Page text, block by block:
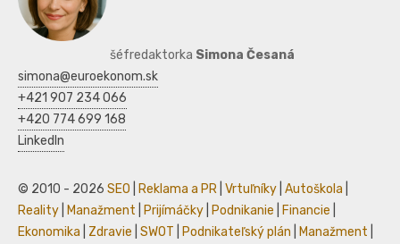
šéfredaktorka Simona Česaná
simona@euroekonom.sk
+421 907 234 066
+420 774 699 168
LinkedIn
© 2010 - 2026 SEO Reklama a PR Vrtuľníky Autoškola
Reality
Manažment Prijímáčky Podnikanie Financie
Ekonomika
Zdravie SWOT Podnikateľský plán Manažment